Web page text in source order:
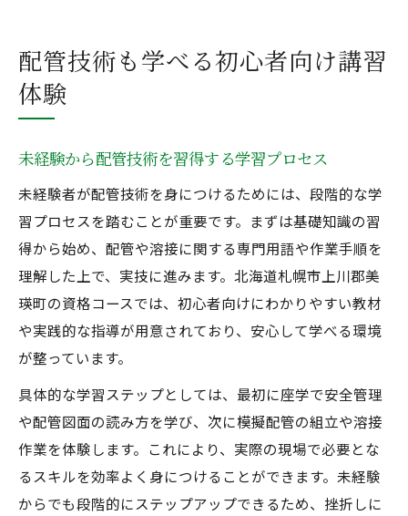
配管技術も学べる初心者向け講習
体験
未経験から配管技術を習得する学習プロセス
未経験者が配管技術を身につけるためには、段階的な学
習プロセスを踏むことが重要です。まずは基礎知識の習
得から始め、配管や溶接に関する専門用語や作業手順を
理解した上で、実技に進みます。北海道札幌市上川郡美
瑛町の資格コースでは、初心者向けにわかりやすい教材
や実践的な指導が用意されており、安心して学べる環境
が整っています。
具体的な学習ステップとしては、最初に座学で安全管理
や配管図面の読み方を学び、次に模擬配管の組立や溶接
作業を体験します。これにより、実際の現場で必要とな
るスキルを効率よく身につけることができます。未経験
からでも段階的にステップアップできるため、挫折しに